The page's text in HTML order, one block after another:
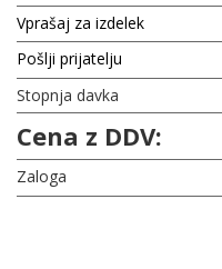
Vprašaj za izdelek
Pošlji prijatelju
Stopnja davka
Cena z DDV:
Zaloga